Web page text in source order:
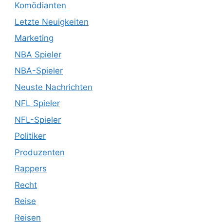
Komödianten
Letzte Neuigkeiten
Marketing
NBA Spieler
NBA-Spieler
Neuste Nachrichten
NFL Spieler
NFL-Spieler
Politiker
Produzenten
Rappers
Recht
Reise
Reisen